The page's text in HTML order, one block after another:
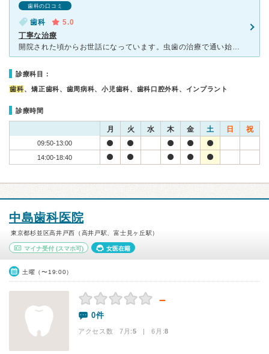
歯科の口コミ
歯科
5.0
丁寧な治療
開院された頃からお世話になっています。虫歯の治療で通い始め、全て治した後も検診で通っています。先生もスタッフの皆さんもとても丁寧です。痛みに弱いので、麻酔をつけてもらっていますが、先生の腕が良く麻酔の
診療科目：
歯科、矯正歯科、歯周病科、小児歯科、歯科口腔外科、インプラント
診療時間
月 火 水 木 金 土 日 祝
09:50-13:00
14:00-18:40
中島歯科医院
東京都杉並区高井戸西（高井戸駅、富士見ヶ丘駅）
マイナ受付 (スマホ可) 女医在籍
土曜（〜19:00）
－
0件
アクセス数 7月:5 | 6月:8